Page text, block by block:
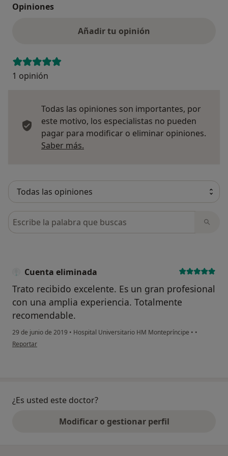
Opiniones
Añadir tu opinión
1 opinión
Todas las opiniones son importantes, por
este motivo, los especialistas no pueden
pagar para modificar o eliminar opiniones.
Saber más.
Busca en opiniones
Cuenta eliminada
Trato recibido excelente. Es un gran profesional
con una amplia experiencia. Totalmente
recomendable.
29 de junio de 2019 • Hospital Universitario HM Montepríncipe • •
en opinión del usuario Cuenta eliminada
Reportar
¿Es usted este doctor?
Modificar o gestionar perfil